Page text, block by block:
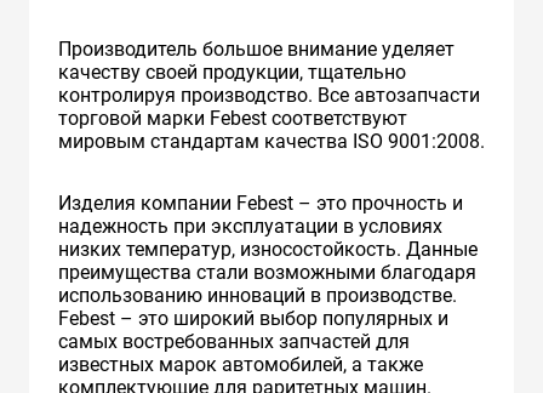
Производитель большое внимание уделяет
качеству своей продукции, тщательно
контролируя производство. Все автозапчасти
торговой марки Febest соответствуют
мировым стандартам качества ISO 9001:2008.
Изделия компании Febest – это прочность и
надежность при эксплуатации в условиях
низких температур, износостойкость. Данные
преимущества стали возможными благодаря
использованию инноваций в производстве.
Febest – это широкий выбор популярных и
самых востребованных запчастей для
известных марок автомобилей, а также
комплектующие для раритетных машин.